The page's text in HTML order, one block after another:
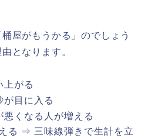
屋がもうかる」のでしょう
となります。
がる
目に入る
くなる人が増える
る ⇒ 三味線弾きで生計を立